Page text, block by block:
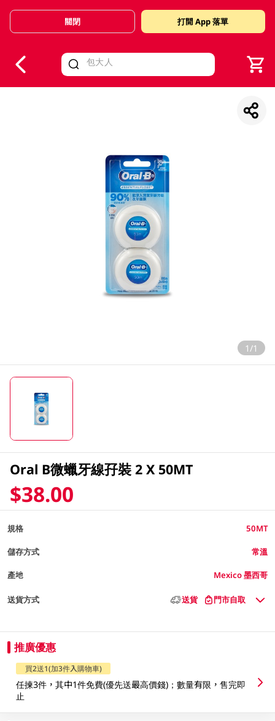
Valid Until 30 June 2026
關閉 打開 App 落單
1/1
Oral B微蠟牙線孖裝 2 X 50MT
$38.00
規格 50MT
儲存方式 常溫
產地 Mexico 墨西哥
送貨方式 送貨 門市自取
推廣優惠
買2送1(加3件入購物車)
任揀3件，其中1件免費(優先送最高價錢)；數量有限，售完即
止